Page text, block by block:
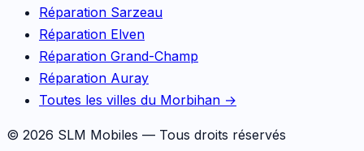
Réparation Sarzeau
Réparation Elven
Réparation Grand-Champ
Réparation Auray
Toutes les villes du Morbihan →
© 2026 SLM Mobiles — Tous droits réservés